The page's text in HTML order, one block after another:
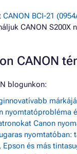
CANON BCI-21
CANON S200X
CANON
blogunkon:
nyomtatóprobléma
Canon
Epson és más